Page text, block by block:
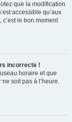
que la modification
accessible qu’aux
le bon moment
incorrecte !
horaire et que
soit pas à l’heure.